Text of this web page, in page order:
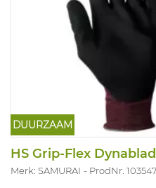
DUURZAAM
HS Grip-Flex
Merk: SAMURAI ProdNr.